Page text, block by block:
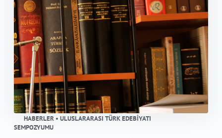
HABERLER • ULUSLARARASI TÜRK EDEBİYATI
SEMPOZYUMU